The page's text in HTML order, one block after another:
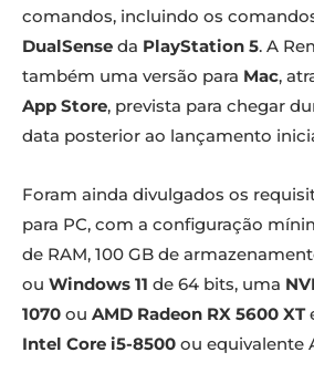
comandos, incluindo os
DualSense da PlayStation 5. A
também uma versão para Mac,
App Store, prevista para chegar
data posterior ao lançamento
Foram ainda divulgados os
para PC, com a configuração
de RAM, 100 GB de
ou Windows 11 de 64 bits, uma
1070 ou AMD Radeon RX 5600 XT
Intel Core i5-8500 ou equivalente